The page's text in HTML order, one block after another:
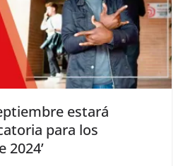
estará
para los
2024’